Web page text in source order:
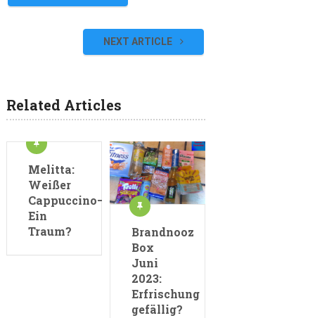
NEXT ARTICLE
Related Articles
Melitta:
Weißer
Cappuccino–
Ein
Traum?
Brandnooz
Box
Juni
2023:
Erfrischung
gefällig?